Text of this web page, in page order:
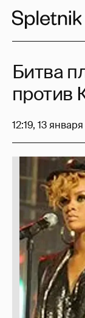
Битва
против
12:19, 13 января